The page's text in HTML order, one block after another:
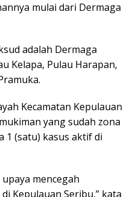
mulai dari Dermaga
adalah Dermaga
Kelapa, Pulau Harapan,
Kecamatan Kepulauan
yang sudah zona
1 (satu) kasus aktif di
mencegah
Kepulauan Seribu,” kata